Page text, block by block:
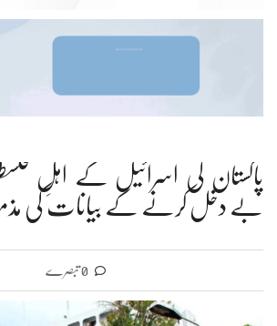
پاکستان کی اسرائیل کے اہلِ
بے دخل کرنے کے بیانات کی
0 تبصرے